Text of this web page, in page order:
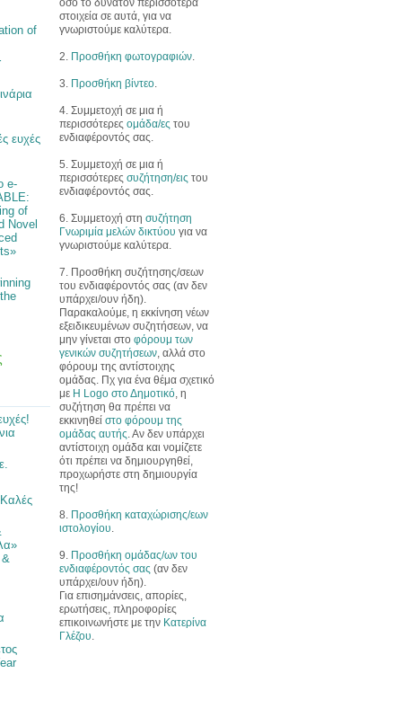
of
ευχές
e-
of
Novel
όσο το δυνατόν περισσότερα
στοιχεία σε αυτά, για να
γνωριστούμε καλύτερα.
2. Προσθήκη φωτογραφιών.
3. Προσθήκη βίντεο.
4. Συμμετοχή σε μια ή
περισσότερες ομάδα/ες του
ενδιαφέροντός σας.
5. Συμμετοχή σε μια ή
περισσότερες συζήτηση/εις του
ενδιαφέροντός σας.
6. Συμμετοχή στη συζήτηση
Γνωριμία μελών δικτύου για να
γνωριστούμε καλύτερα.
7. Προσθήκη συζήτησης/σεων
του ενδιαφέροντός σας (αν δεν
υπάρχει/ουν ήδη).
Παρακαλούμε, η εκκίνηση νέων
εξειδικευμένων συζητήσεων, να
μην γίνεται στο φόρουμ των
γενικών συζητήσεων, αλλά στο
φόρουμ της αντίστοιχης
ομάδας. Πχ για ένα θέμα σχετικό
με Η Logo στο Δημοτικό, η
συζήτηση θα πρέπει να
εκκινηθεί στο φόρουμ της
ομάδας αυτής. Αν δεν υπάρχει
αντίστοιχη ομάδα και νομίζετε
ότι πρέπει να δημιουργηθεί,
προχωρήστε στη δημιουργία
της!
8. Προσθήκη καταχώρισης/εων
ιστολογίου.
9. Προσθήκη ομάδας/ων του
ενδιαφέροντός σας (αν δεν
υπάρχει/ουν ήδη).
Για επισημάνσεις, απορίες,
ερωτήσεις, πληροφορίες
επικοινωνήστε με την Κατερίνα
Γλέζου.